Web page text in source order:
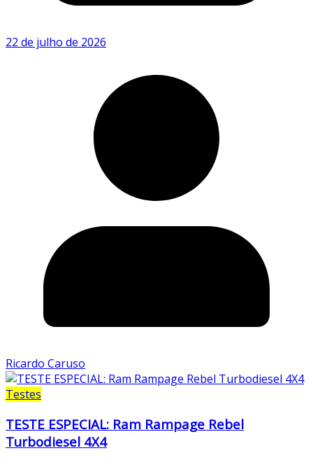
22 de julho de 2026
Ricardo Caruso
Testes
TESTE ESPECIAL: Ram Rampage Rebel
Turbodiesel 4X4